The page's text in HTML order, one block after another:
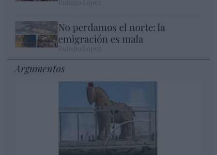
No perdamos el norte: la
emigración es mala
Argumentos